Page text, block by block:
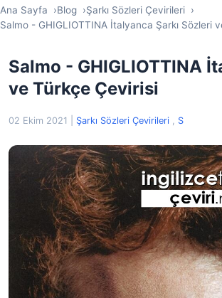
Ana Sayfa Blog
Şarkı Sözleri Çevirileri
Salmo - GHIGLIOTTINA İtalyanca Şarkı Sözleri
Salmo - GHIGLIOTTINA
ve Türkçe Çevirisi
02 Ekim 2021 Şarkı Sözleri Çevirileri , S